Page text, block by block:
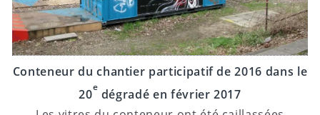
Conteneur du chantier participatif de 2016 dans le
20
e
dégradé en février 2017